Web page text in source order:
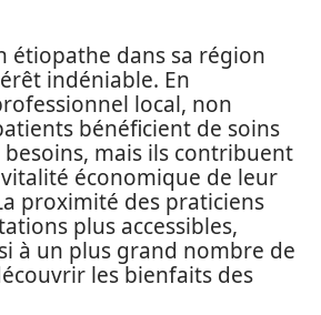
étiopathe dans sa région
indéniable. En
local, non
bénéficient de soins
mais ils contribuent
économique de leur
proximité des praticiens
plus accessibles,
à un plus grand nombre de
les bienfaits des